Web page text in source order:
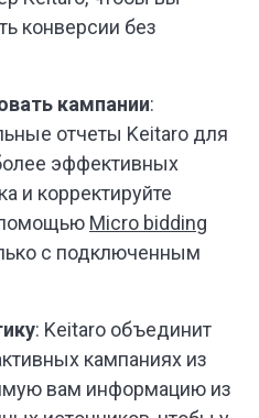
конверсии без
кампании:
отчеты Keitaro для
эффективных
и корректируйте
помощью Micro bidding
с подключенным
: Keitaro объединит
кампаниях из
вам информацию из